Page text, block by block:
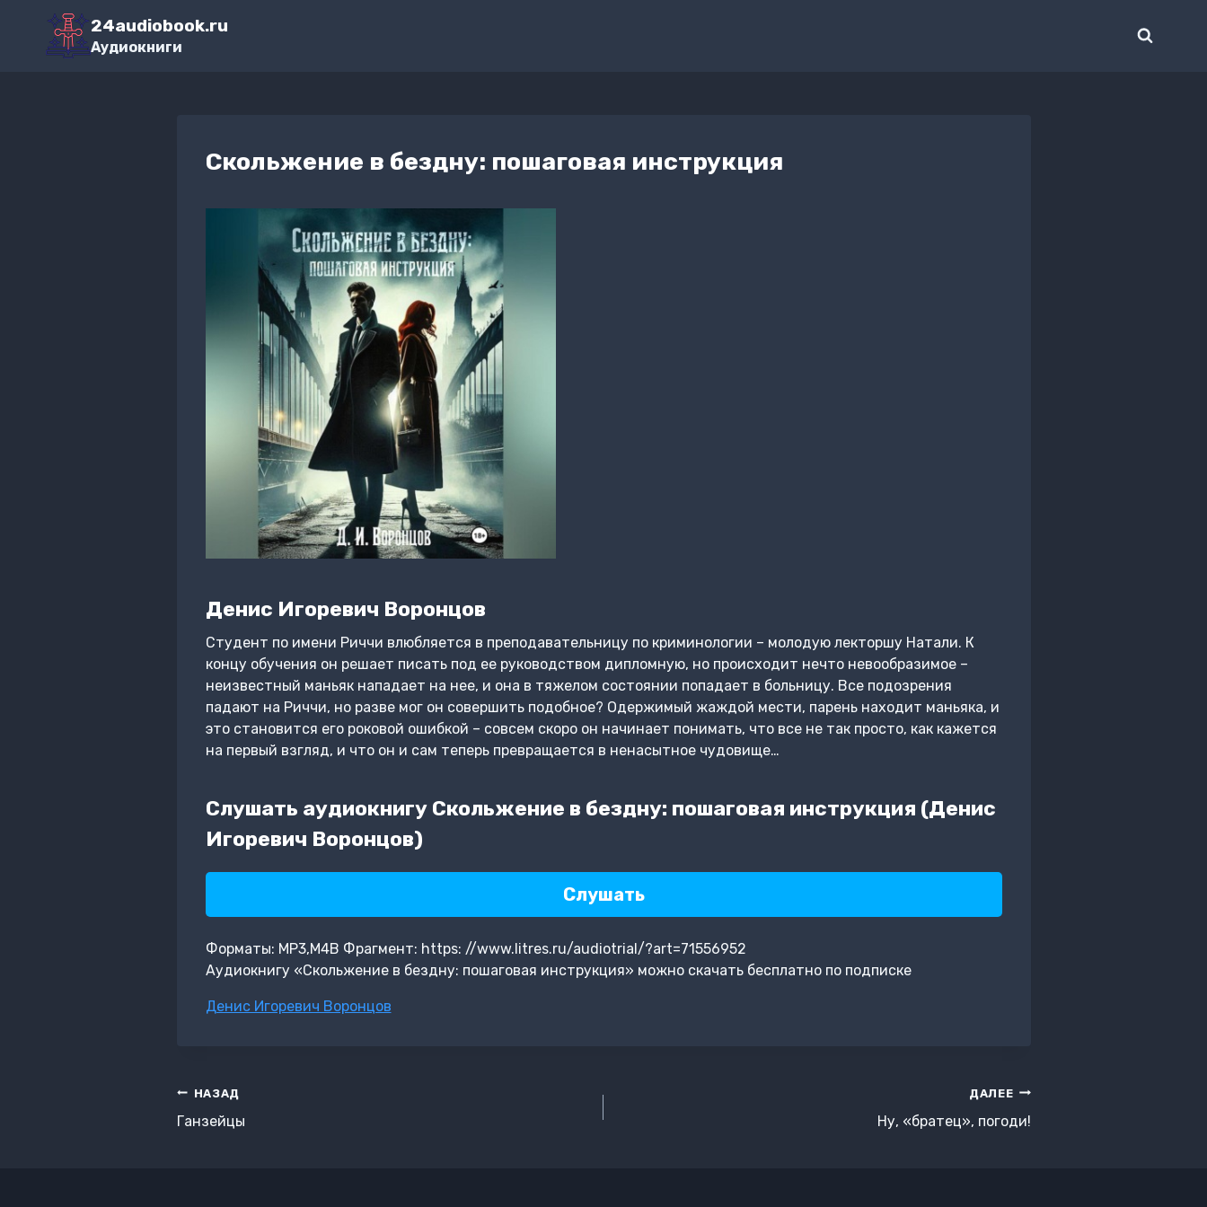
Перейти
содержимому
24audiobook.ru
Аудиокниги
Скольжение в бездну: пошаговая инструкция
Денис Игоревич Воронцов
Студент по имени Риччи влюбляется в преподавательницу по криминологии – молодую лекторшу Натали. К
концу обучения он решает писать под ее руководством дипломную, но происходит нечто невообразимое –
неизвестный маньяк нападает на нее, и она в тяжелом состоянии попадает в больницу. Все подозрения
падают на Риччи, но разве мог он совершить подобное? Одержимый жаждой мести, парень находит маньяка, и
это становится его роковой ошибкой – совсем скоро он начинает понимать, что все не так просто, как кажется
на первый взгляд, и что он и сам теперь превращается в ненасытное чудовище…
Слушать аудиокнигу Скольжение в бездну: пошаговая инструкция (Денис
Игоревич Воронцов)
Слушать
Форматы: MP3,M4B Фрагмент: https: //www.litres.ru/audiotrial/?art=71556952
Аудиокнигу «Скольжение в бездну: пошаговая инструкция» можно скачать бесплатно по подписке
Метки
Денис Игоревич Воронцов
Навигация
по
НАЗАД
Ганзейцы
ДАЛЕЕ
Ну, «братец», погоди!